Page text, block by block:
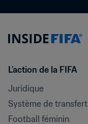
L’action de la FIFA
Juridique
Système de transfert
Football féminin